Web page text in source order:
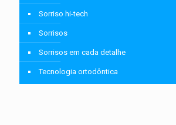
Sorriso hi-tech
Sorrisos
Sorrisos em cada detalhe
Tecnologia ortodôntica